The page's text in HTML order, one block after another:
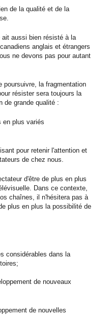
de la qualité et de la
aussi bien résisté à la
anglais et étrangers
ne devons pas pour autant
poursuivre, la fragmentation
résister sera toujours la
de grande qualité :
en plus variés
pour retenir l'attention et
de chez nous.
d'être de plus en plus
Dans ce contexte,
chaînes, il n'hésitera pas à
plus en plus la possibilité de
considérables dans la
de nouveaux
de nouvelles